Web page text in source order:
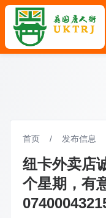
首页 / 发布信息
纽卡外卖店
个星期，有